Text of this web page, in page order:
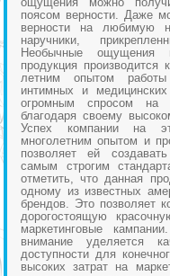
поясом верности. Даже
верности на любимую
наручники,
Необычные ощущения
продукция
летним опытом
интимных и
огромным спросом
благодаря своему
Успех компании на
многолетним опытом и
позволяет ей
самым строгим
отметить, что данная
одному из известных
брендов. Это позволяет
дорогостоящую
маркетинговые
внимание уделяется
доступности для
высоких затрат на